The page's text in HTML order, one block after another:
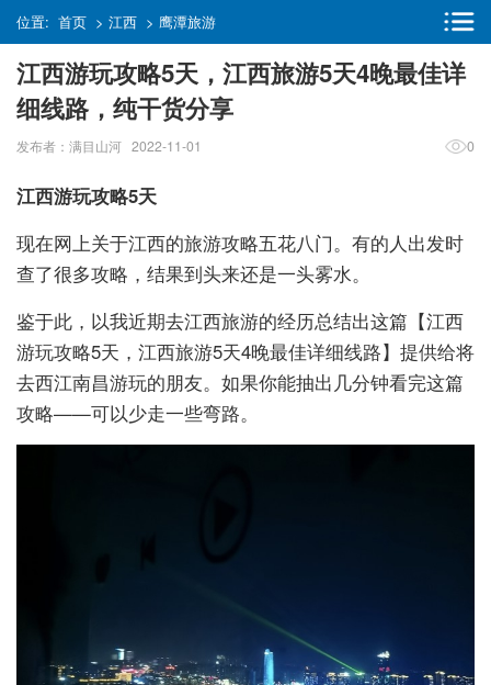
位置: 首页 > 江西 > 鹰潭旅游
江西游玩攻略5天，江西旅游5天4晚最佳详
细线路，纯干货分享
发布者：满目山河 2022-11-01 0
江西游玩攻略5天
现在网上关于江西的旅游攻略五花八门。有的人出发时
查了很多攻略，结果到头来还是一头雾水。
鉴于此，以我近期去江西旅游的经历总结出这篇【江西
游玩攻略5天，江西旅游5天4晚最佳详细线路】提供给将
去西江南昌游玩的朋友。如果你能抽出几分钟看完这篇
攻略——可以少走一些弯路。